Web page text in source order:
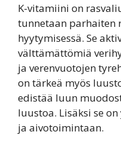
K-vitamiini on
tunnetaan parhaiten
hyytymisessä. Se
välttämättömiä
ja verenvuotojen
on tärkeä myös
edistää luun
luustoa. Lisäksi se
ja aivotoimintaan.